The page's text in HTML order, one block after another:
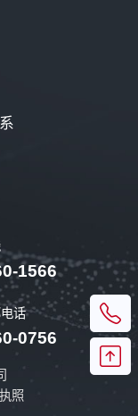
1566
话
0756
照